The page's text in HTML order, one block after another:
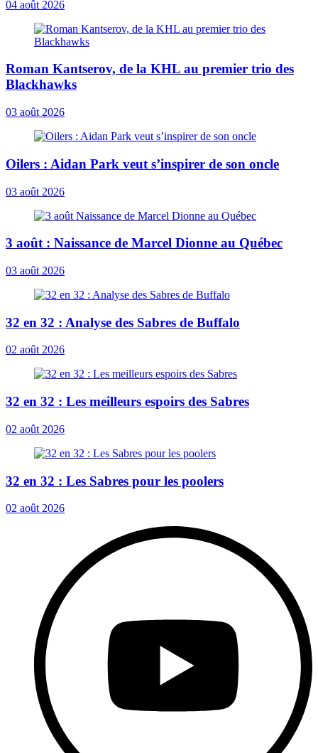
04 août 2026
Roman Kantserov, de la KHL au premier trio des
Blackhawks
03 août 2026
Oilers : Aidan Park veut s’inspirer de son oncle
03 août 2026
3 août : Naissance de Marcel Dionne au Québec
03 août 2026
32 en 32 : Analyse des Sabres de Buffalo
02 août 2026
32 en 32 : Les meilleurs espoirs des Sabres
02 août 2026
32 en 32 : Les Sabres pour les poolers
02 août 2026